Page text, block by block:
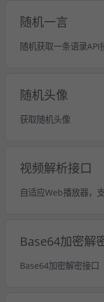
随机一言
随机获取一条语录API
随机头像
获取随机头像
视频解析接口
自适应Web播放器，
Base64加密解
Base64加密解密接口